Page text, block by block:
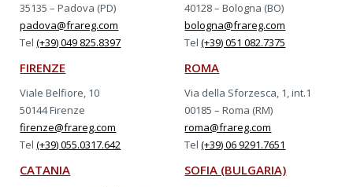
35135 – Padova (PD)
padova@frareg.com
Tel(+39) 049 825.8397
40128 – Bologna (BO)
bologna@frareg.com
Tel(+39) 051 082.7375
FIRENZE
Viale Belfiore, 10
50144 Firenze
firenze@frareg.com
Tel(+39) 055.0317.642
ROMA
Via della Sforzesca, 1, int.1
00185 – Roma (RM)
roma@frareg.com
Tel(+39) 06 9291.7651
CATANIA SOFIA (BULGARIA)